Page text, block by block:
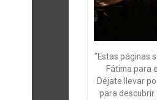
"Estas páginas
Fátima para
Déjate llevar
para descubrir